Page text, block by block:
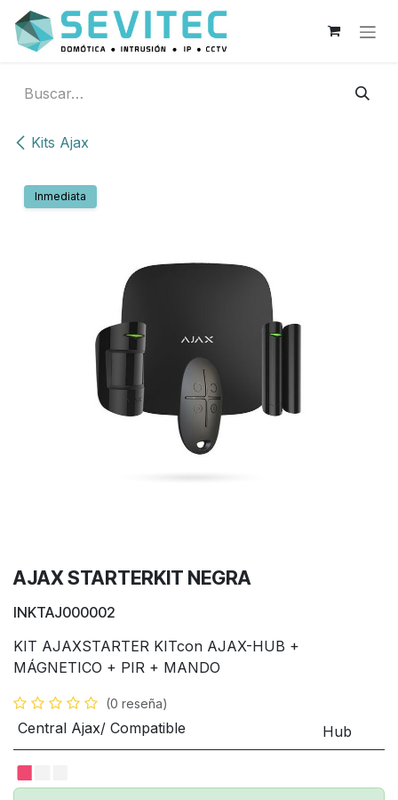
Ir al contenido
Kits Ajax
Inmediata
AJAX STARTERKIT NEGRA
INKTAJ000002
KIT AJAXSTARTER KITcon AJAX-HUB +
MÁGNETICO + PIR + MANDO
(0 reseña)
Central Ajax/ Compatible Hub